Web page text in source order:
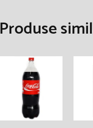
Produse